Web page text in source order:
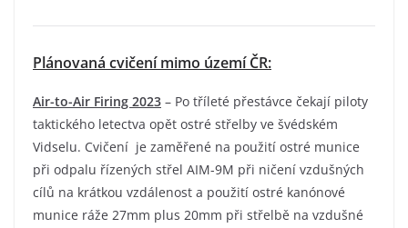
Plánovaná cvičení mimo území ČR:
Air-to-Air Firing 2023 – Po tříleté přestávce čekají piloty
taktického letectva opět ostré střelby ve švédském
Vidselu. Cvičení je zaměřené na použití ostré munice
při odpalu řízených střel AIM-9M při ničení vzdušných
cílů na krátkou vzdálenost a použití ostré kanónové
munice ráže 27mm plus 20mm při střelbě na vzdušné